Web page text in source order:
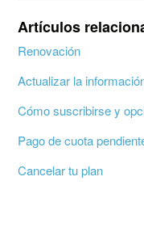
Artículos
Renovación
Actualizar la
Cómo suscribirse y
Pago de cuota
Cancelar tu plan